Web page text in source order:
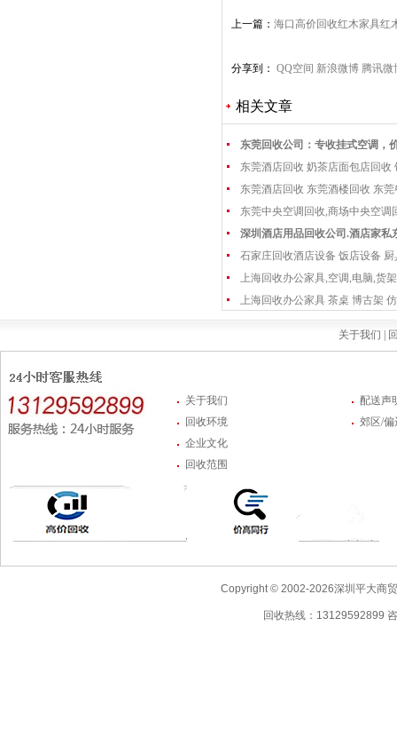
上一篇： 海口高价回收红木家具红
分享到： QQ空间 新浪微博 腾讯微
相关文章
东莞回收公司：专收挂式空调，
东莞酒店回收 奶茶店面包店回收
东莞酒店回收 东莞酒楼回收 东
东莞中央空调回收,商场中央空调
深圳酒店用品回收公司.酒店家私
石家庄回收酒店设备 饭店设备 厨
上海回收办公家具,空调,电脑,货
上海回收办公家具 茶桌 博古架
关于我们 |
关于我们
回收环境
企业文化
回收范围
配送声
郊区/
Copyright © 2002-2026深圳平大商
回收热线：13129592899